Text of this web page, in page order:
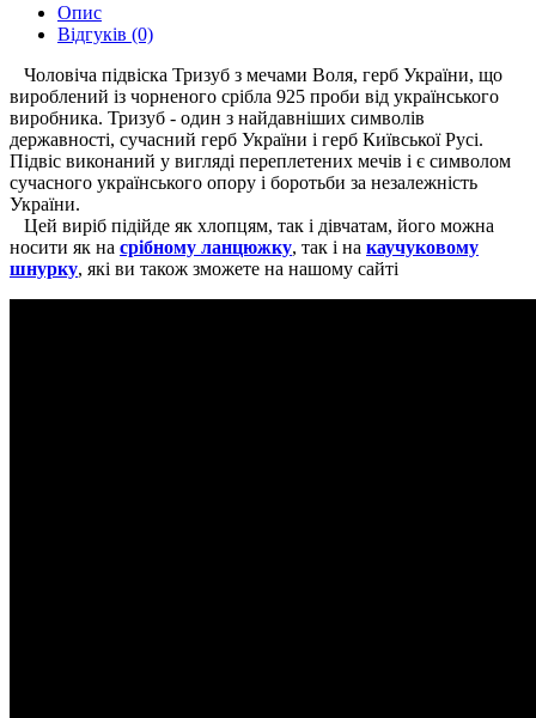
Опис
Відгуків (0)
Чоловіча підвіска Тризуб з мечами Воля, герб України, що
вироблений із чорненого срібла 925 проби від українського
виробника. Тризуб - один з найдавніших символів
державності, сучасний герб України і герб Київської Русі.
Підвіс виконаний у вигляді переплетених мечів і є символом
сучасного українського опору і боротьби за незалежність
України.
Цей виріб підійде як хлопцям, так і дівчатам, його можна
носити як на срібному ланцюжку, так і на каучуковому
шнурку, які ви також зможете на нашому сайті